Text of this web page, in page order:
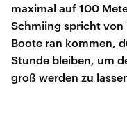
maximal auf 100
Schmiing spricht
Boote ran kommen,
Stunde bleiben, um
groß werden zu